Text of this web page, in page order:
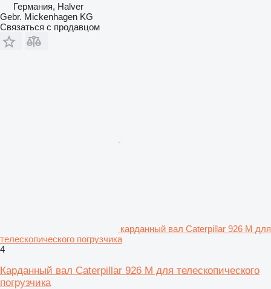
Германия, Halver
Gebr. Mickenhagen KG
Связаться с продавцом
карданный вал Caterpillar 926 M для
телескопического погрузчика
4
Карданный вал Caterpillar 926 M для телескопического
погрузчика